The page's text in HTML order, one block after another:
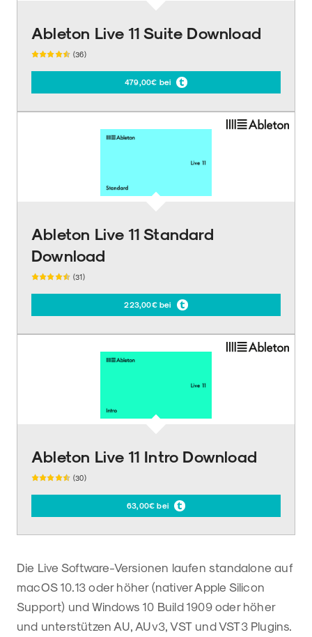
Ableton Live 11 Suite Download
(36)
479,00€ bei
Ableton Live 11 Standard
Download
(31)
223,00€ bei
Ableton Live 11 Intro Download
(30)
63,00€ bei
Die Live Software-Versionen laufen standalone auf
macOS 10.13 oder höher (nativer Apple Silicon
Support) und Windows 10 Build 1909 oder höher
und unterstützen AU, AUv3, VST und VST3 Plugins.